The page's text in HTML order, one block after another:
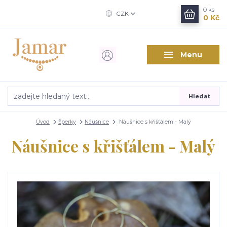
Menu
CZK
Hledat
0 ks
0 Kč
Úvod Šperky Náušnice Náušnice s křišťálem - Malý
Náušnice s křišťálem - Malý